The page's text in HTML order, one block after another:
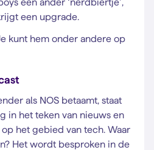
een ander ‘nerdbiertje’,
een upgrade.
kunt hem onder andere op
als NOS betaamt, staat
in het teken van nieuws en
het gebied van tech. Waar
Het wordt besproken in de